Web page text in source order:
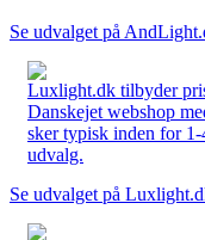
Se udvalget på
Luxlight.dk tilbyder
Danskejet webshop
sker typisk inden for
udvalg.
Se udvalget på